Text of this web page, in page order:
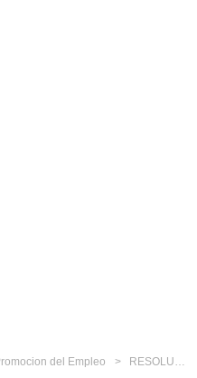
del Empleo RESOLUCIÓN MINISTERIAL N° 202-2013-TR Aprueban el "Plan Anticorrupción para el Ministerio de